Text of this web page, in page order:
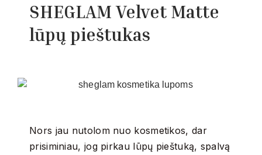
SHEGLAM Velvet Matte
lūpų pieštukas
Nors jau nutolom nuo kosmetikos, dar
prisiminiau, jog pirkau lūpų pieštuką, spalvą